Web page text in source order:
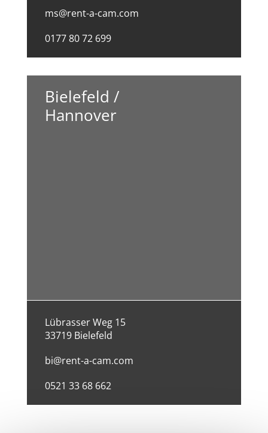
ms@rent-a-cam.com
0177 80 72 699
Bielefeld /
Hannover
Lübrasser Weg 15
33719 Bielefeld
bi@rent-a-cam.com
0521 33 68 662